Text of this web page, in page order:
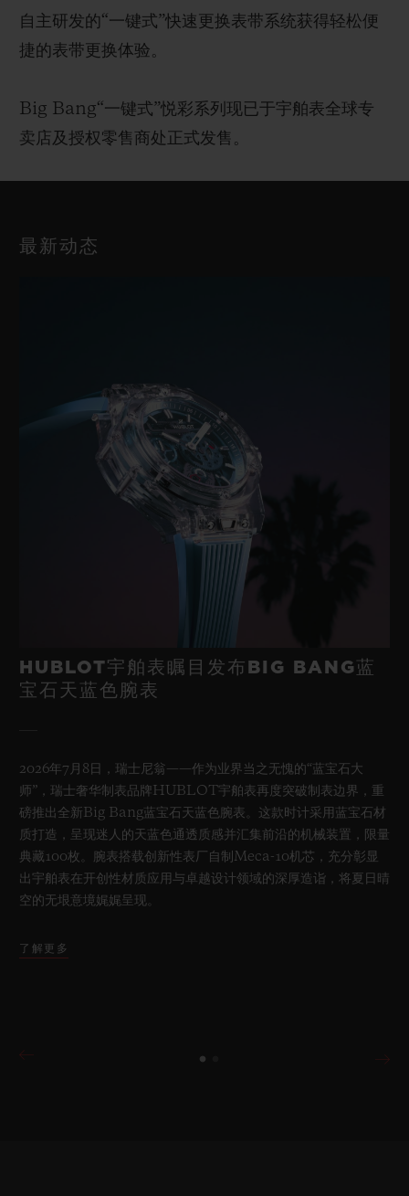
自主研发的“一键式”快速更换表带系统获得轻松便
捷的表带更换体验。
Big Bang“一键式”悦彩系列现已于宇舶表全球专
卖店及授权零售商处正式发售。
最新动态
HUBLOT宇舶表瞩目发布BIG BANG蓝
宝石天蓝色腕表
2026年7月8日，瑞士尼翁——作为业界当之无愧的“蓝宝石大
师”，瑞士奢华制表品牌HUBLOT宇舶表再度突破制表边界，重
磅推出全新Big Bang蓝宝石天蓝色腕表。这款时计采用蓝宝石材
质打造，呈现迷人的天蓝色通透质感并汇集前沿的机械装置，限量
典藏100枚。腕表搭载创新性表厂自制Meca-10机芯，充分彰显
出宇舶表在开创性材质应用与卓越设计领域的深厚造诣，将夏日晴
空的无垠意境娓娓呈现。
了解更多